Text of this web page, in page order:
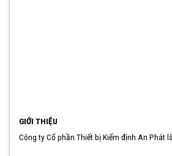
GIỚI THIỆU
Công ty Cổ phần Thiết bị Kiểm định An Phát